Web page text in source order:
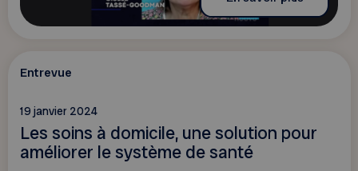
Entrevue
19 janvier 2024
Les soins à domicile, une solution pour
améliorer le système de santé